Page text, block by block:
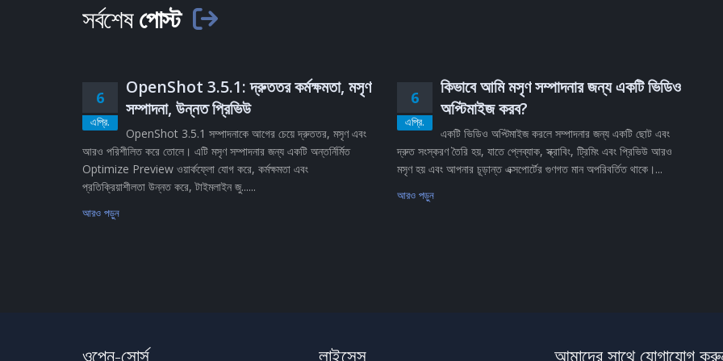
সর্বশেষপোস্ট
6
এপ্রি.
OpenShot 3.5.1: দ্রুততর কর্মক্ষমতা, মসৃণ
সম্পাদনা, উন্নত প্রিভিউ
OpenShot 3.5.1 সম্পাদনাকে আগের চেয়ে দ্রুততর, মসৃণ এবং
আরও পরিশীলিত করে তোলে। এটি মসৃণ সম্পাদনার জন্য একটি অন্তর্নির্মিত
Optimize Preview ওয়ার্কফ্লো যোগ করে, কর্মক্ষমতা এবং
প্রতিক্রিয়াশীলতা উন্নত করে, টাইমলাইন জু......
আরও পড়ুন
6
এপ্রি.
কিভাবে আমি মসৃণ সম্পাদনার জন্য একটি ভিডিও
অপ্টিমাইজ করব?
একটি ভিডিও অপ্টিমাইজ করলে সম্পাদনার জন্য একটি ছোট এবং
দ্রুত সংস্করণ তৈরি হয়, যাতে প্লেব্যাক, স্ক্রাবিং, ট্রিমিং এবং প্রিভিউ আরও
মসৃণ হয় এবং আপনার চূড়ান্ত এক্সপোর্টের গুণগত মান অপরিবর্তিত থাকে।...
আরও পড়ুন
ওপেন-সোর্স লাইসেন্স আমাদের সাথে যোগাযোগ